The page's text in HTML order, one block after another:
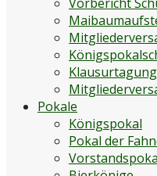
Pokale
Königspokal
Pokal der